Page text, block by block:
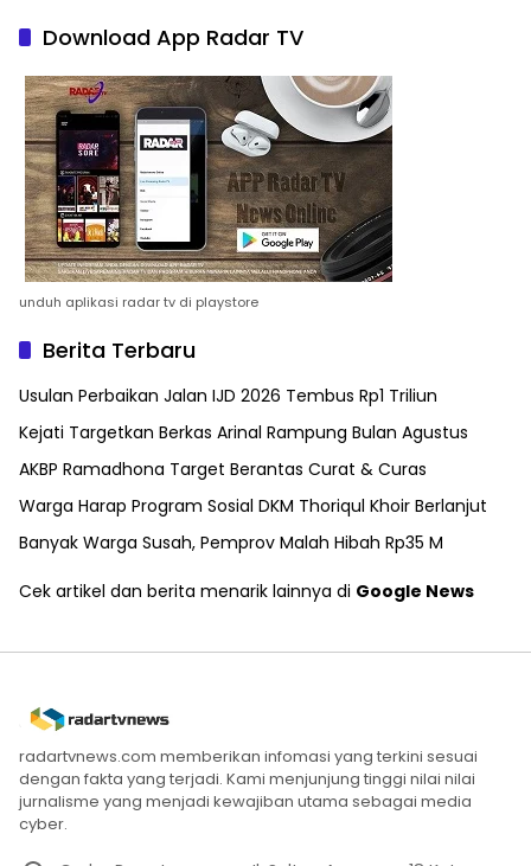
Download App Radar TV
unduh aplikasi radar tv di playstore
Berita Terbaru
Usulan Perbaikan Jalan IJD 2026 Tembus Rp1 Triliun
Kejati Targetkan Berkas Arinal Rampung Bulan Agustus
AKBP Ramadhona Target Berantas Curat & Curas
Warga Harap Program Sosial DKM Thoriqul Khoir Berlanjut
Banyak Warga Susah, Pemprov Malah Hibah Rp35 M
Cek artikel dan berita menarik lainnya di Google News
radartvnews.com memberikan infomasi yang terkini sesuai
dengan fakta yang terjadi. Kami menjunjung tinggi nilai nilai
jurnalisme yang menjadi kewajiban utama sebagai media
cyber.